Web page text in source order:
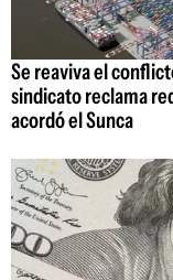
Se reaviva el
sindicato reclama
acordó el Sunca